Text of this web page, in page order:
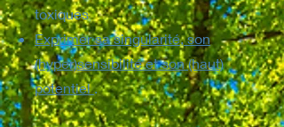
toxiques
Exprimer sa singularité, son
(hyper)sensibilité et son (haut)
potentiel.